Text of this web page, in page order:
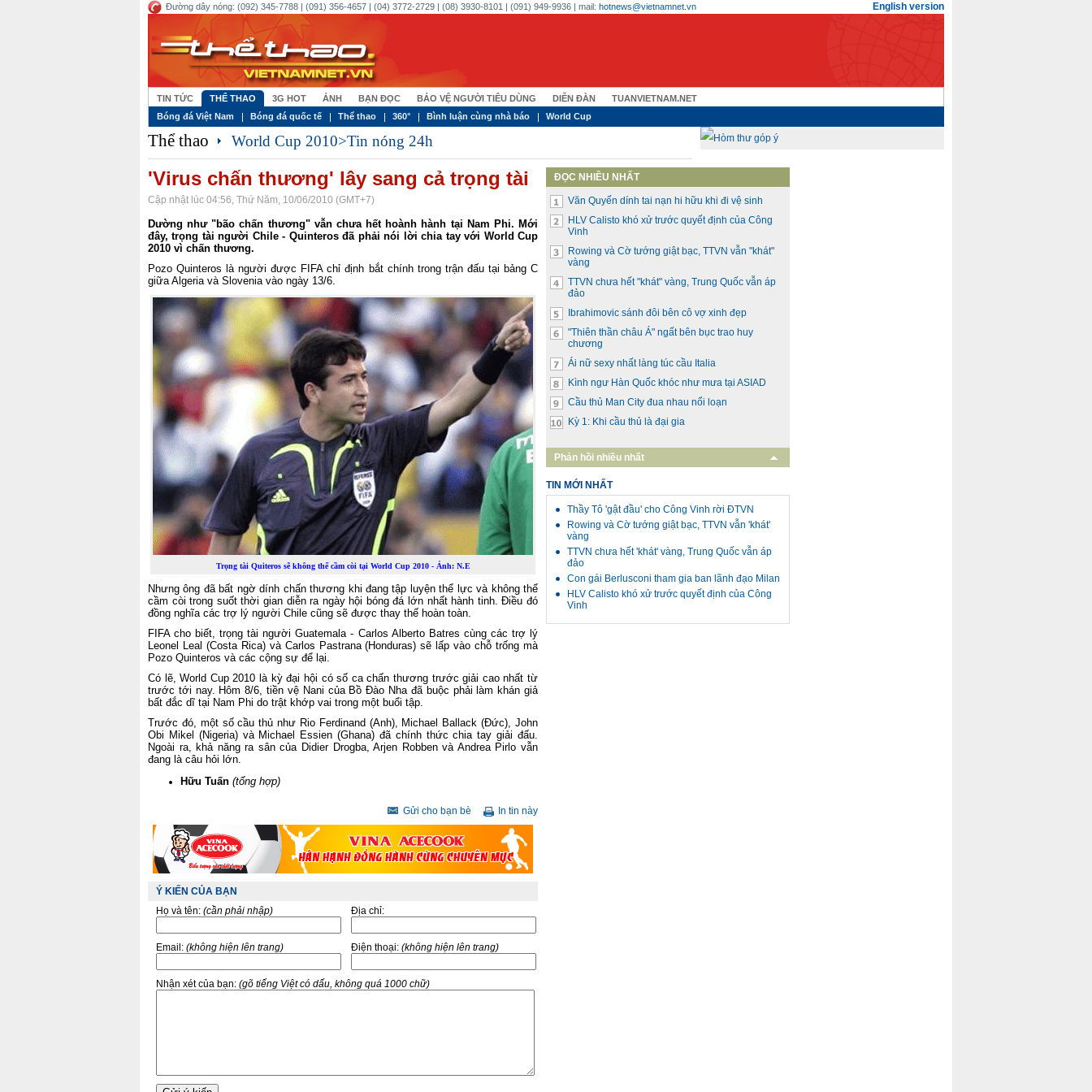
English version
Đường dây nóng: (092) 345-7788 | (091) 356-4657 | (04) 3772-2729 | (08) 3930-8101 | (091) 949-9936 | mail: hotnews@vietnamnet.vn
TIN TỨC THỂ THAO 3G HOT ẢNH BẠN ĐỌC BẢO VỆ NGƯỜI TIÊU DÙNG DIỄN ĐÀN
TUANVIETNAM.NET
Bóng đá Việt Nam
Bóng đá quốc tế Thể thao 360° Bình luận cùng nhà báo World Cup
Thể thao World Cup 2010>Tin nóng 24h
'Virus chấn thương' lây sang cả trọng tài
Cập nhật lúc 04:56, Thứ Năm, 10/06/2010 (GMT+7)
Dường như "bão chấn thương" vẫn chưa hết hoành hành tại Nam Phi. Mới
đây, trọng tài người Chile - Quinteros đã phải nói lời chia tay với World Cup
2010 vì chấn thương.
Pozo Quinteros là người được FIFA chỉ định bắt chính trong trận đấu tại bảng C
giữa Algeria và Slovenia vào ngày 13/6.
Trọng tài Quiteros sẽ không thể cầm còi tại World Cup 2010 - Ảnh: N.E
Nhưng ông đã bất ngờ dính chấn thương khi đang tập luyện thể lực và không thể
cầm còi trong suốt thời gian diễn ra ngày hội bóng đá lớn nhất hành tinh. Điều đó
đồng nghĩa các trợ lý người Chile cũng sẽ được thay thế hoàn toàn.
FIFA cho biết, trọng tài người Guatemala - Carlos Alberto Batres cùng các trợ lý
Leonel Leal (Costa Rica) và Carlos Pastrana (Honduras) sẽ lấp vào chỗ trống mà
Pozo Quinteros và các cộng sự để lại.
Có lẽ, World Cup 2010 là kỳ đại hội có số ca chấn thương trước giải cao nhất từ
trước tới nay. Hôm 8/6, tiền vệ Nani của Bồ Đào Nha đã buộc phải làm khán giả
bất đắc dĩ tại Nam Phi do trật khớp vai trong một buổi tập.
Trước đó, một số cầu thủ như Rio Ferdinand (Anh), Michael Ballack (Đức), John
Obi Mikel (Nigeria) và Michael Essien (Ghana) đã chính thức chia tay giải đấu.
Ngoài ra, khả năng ra sân của Didier Drogba, Arjen Robben và Andrea Pirlo vẫn
đang là câu hỏi lớn.
Hữu Tuấn (tổng hợp)
Gửi cho bạn bè In tin này
Ý KIẾN CỦA BẠN
Họ và tên: (cần phải nhập) Địa chỉ:
Email: (không hiện lên trang) Điện thoại: (không hiện lên trang)
Nhận xét của bạn: (gõ tiếng Việt có dấu, không quá 1000 chữ)
ĐỌC NHIỀU NHẤT
Văn Quyến dính tai nạn hi hữu khi đi vệ sinh
HLV Calisto khó xử trước quyết định của Công
Vinh
Rowing và Cờ tướng giật bạc, TTVN vẫn "khát"
vàng
TTVN chưa hết "khát" vàng, Trung Quốc vẫn áp
đảo
Ibrahimovic sánh đôi bên cô vợ xinh đẹp
"Thiên thần châu Á" ngất bên bục trao huy
chương
Ái nữ sexy nhất làng túc cầu Italia
Kình ngư Hàn Quốc khóc như mưa tại ASIAD
Cầu thủ Man City đua nhau nổi loạn
Kỳ 1: Khi cầu thủ là đại gia
Phản hồi nhiều nhất
TIN MỚI NHẤT
Thầy Tô 'gật đầu' cho Công Vinh rời ĐTVN
Rowing và Cờ tướng giật bạc, TTVN vẫn 'khát'
vàng
TTVN chưa hết 'khát' vàng, Trung Quốc vẫn áp
đảo
Con gái Berlusconi tham gia ban lãnh đạo Milan
HLV Calisto khó xử trước quyết định của Công
Vinh